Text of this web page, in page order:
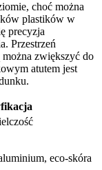
choć można
plastików w
precyzja
Przestrzeń
zwiększyć do
atutem jest
eco-skóra